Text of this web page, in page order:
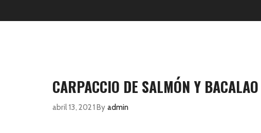
CARPACCIO DE SALMÓN Y BACALAO
abril 13, 2021 By admin